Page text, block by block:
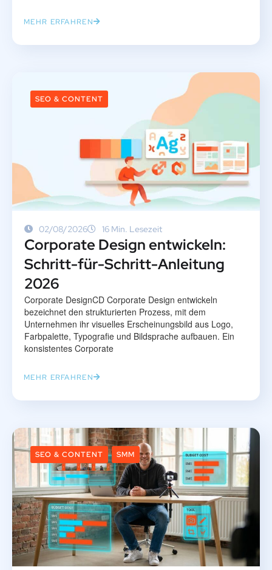
MEHR ERFAHREN
SEO & CONTENT
02/08/2026 16 Min. Lesezeit
Corporate Design entwickeln:
Schritt-für-Schritt-Anleitung
2026
Corporate DesignCD Corporate Design entwickeln
bezeichnet den strukturierten Prozess, mit dem
Unternehmen ihr visuelles Erscheinungsbild aus Logo,
Farbpalette, Typografie und Bildsprache aufbauen. Ein
konsistentes Corporate
MEHR ERFAHREN
SEO & CONTENT SMM